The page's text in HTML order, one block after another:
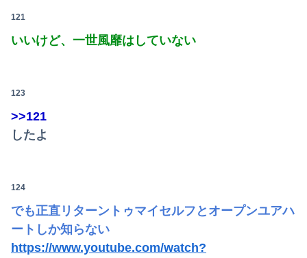
121
いいけど、一世風靡はしていない
123
>>121
したよ
124
でも正直リターントゥマイセルフとオープンユアハ
ートしか知らない
https://www.youtube.com/watch?